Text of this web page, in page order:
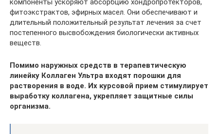
компоненты ускоряют абсорбцию хондропротекторов,
фитоэкстрактов, эфирных масел. Они обеспечивают и
длительный положительный результат лечения за счет
постепенного высвобождения биологически активных
веществ.
Помимо наружных средств в терапевтическую
линейку Коллаген Ультра входят порошки для
растворения в воде. Их курсовой прием стимулирует
выработку коллагена, укрепляет защитные силы
организма.